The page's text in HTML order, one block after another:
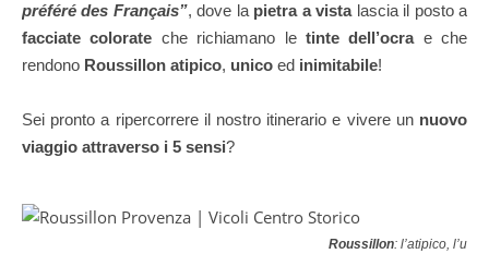
préféré des Français”, dove la pietra a vistalascia il posto a
facciate colorate che richiamano le tinte dell’ocrae che
rendono Roussillon atipico, unico ed inimitabile!
Sei pronto a ripercorrere il nostro itinerario e vivere un nuovo
viaggio attraverso i 5 sensi?
Roussillon: l’atipico,